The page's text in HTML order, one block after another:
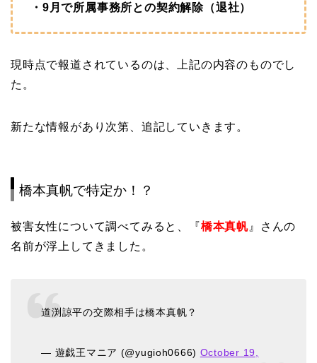
・9月で所属事務所との契約解除（退社）
現時点で報道されているのは、上記の内容のものでし
た。
新たな情報があり次第、追記していきます。
橋本真帆で特定か！？
被害女性について調べてみると、『橋本真帆 』さんの
名前が浮上してきました。
道渕諒平の交際相手は橋本真帆？
— 遊戯王マニア (@yugioh0666) October 19,